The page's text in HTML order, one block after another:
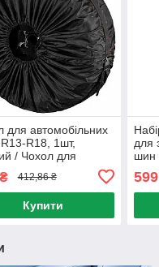
для автомобільних
R13-R18, 1шт,
/ Чохол для
чохол для шин /
на запаску
412,86 ₴
Купити
для
шин
для
599